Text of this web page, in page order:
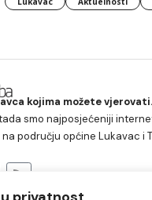
kojima možete vjerovati.
smo najposjećeniji
području općine Lukavac i